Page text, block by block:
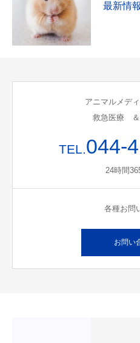
最新情報
アニマルメデ
救急医療
TEL.044-
24時間
各種お問
お問い